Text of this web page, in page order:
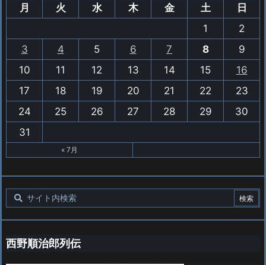
月
火 水 木 金 土
日
1
2
3
4 5 6 7 8
9
10
11 12 13 14 15
16
17
18 19 20 21 22
23
24
25 26 27 28 29
30
31
« 7月
西野順治郎列伝